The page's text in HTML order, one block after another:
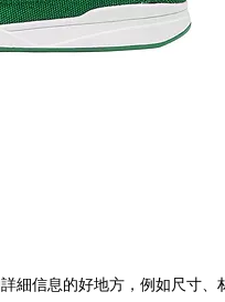
細信息的好地方，例如尺寸、